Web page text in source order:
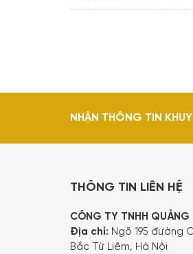
NHẬN THÔNG TIN
THÔNG TIN LIÊN HỆ
CÔNG TY TNHH QUẢNG
Địa chỉ: Ngõ 195 đường
Bắc Từ Liêm, Hà Nội